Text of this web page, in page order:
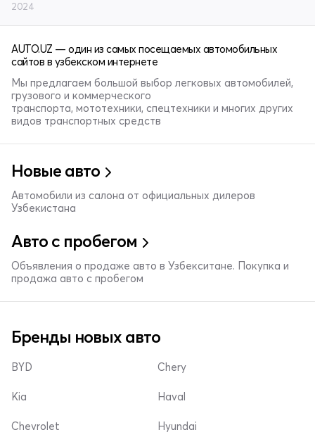
2024
AUTO.UZ — один из самых посещаемых автомобильных
сайтов в узбекском интернете
Мы предлагаем большой выбор легковых автомобилей,
грузового и коммерческого
транспорта, мототехники, спецтехники и многих других
видов транспортных средств
Новые авто
Автомобили из салона от официальных дилеров
Узбекистана
Авто с пробегом
Объявления о продаже авто в Узбекситане. Покупка и
продажа авто с пробегом
Бренды новых авто
BYD
Kia
Chevrolet
Chery
Haval
Hyundai